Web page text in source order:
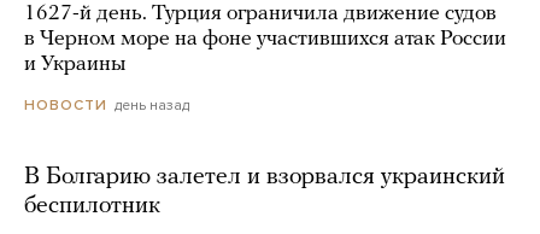
1627-й день. Турция ограничила движение судов
в Черном море на фоне участившихся атак России
и Украины
НОВОСТИ день назад
В Болгарию залетел и взорвался украинский
беспилотник